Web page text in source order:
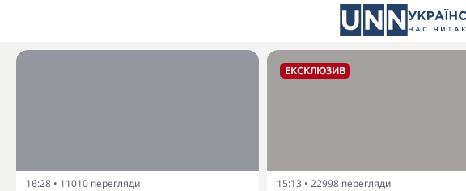
16:28 • 11010 перегляди
ЕКСКЛЮЗИВ
15:13 • 22998 перегляди